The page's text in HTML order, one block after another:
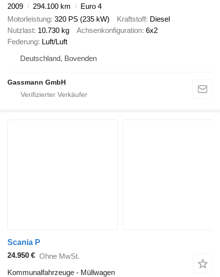
2009
294.100 km
Euro 4
Motorleistung 320 PS (235 kW) Kraftstoff Diesel
Nutzlast 10.730 kg Achsenkonfiguration 6x2
Federung Luft/Luft
Deutschland, Bovenden
Gassmann GmbH
Scania P
24.950 € Ohne MwSt.
Kommunalfahrzeuge - Müllwagen